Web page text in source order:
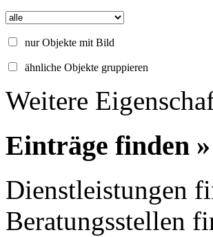
nur Objekte mit Bild
ähnliche Objekte gruppieren
Weitere
Einträge finden »
Dienstleistungen
Beratungsstellen